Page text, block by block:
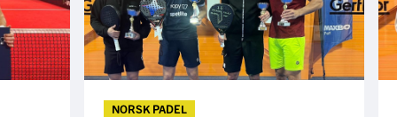
NORSK PADEL